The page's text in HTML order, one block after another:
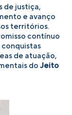
de justiça,
e avanço
territórios.
contínuo
conquistas
de atuação,
do Jeito